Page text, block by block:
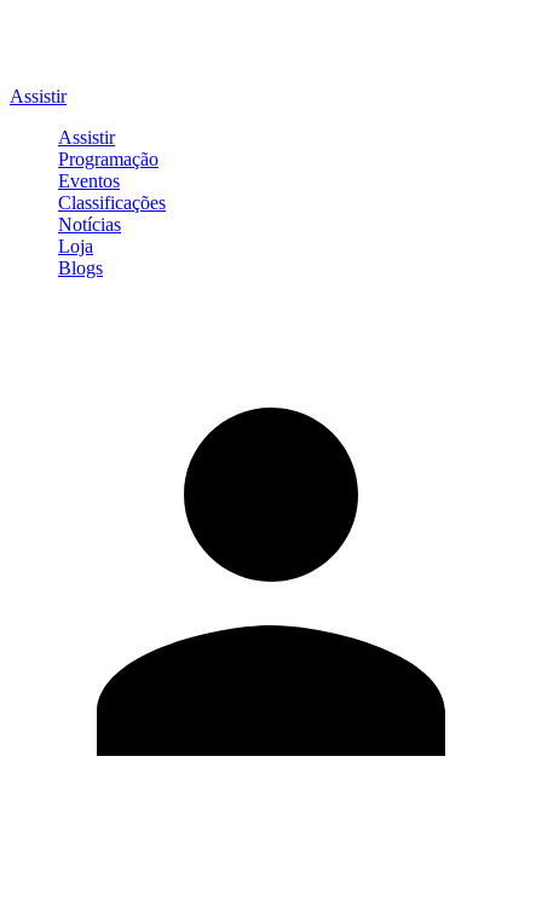
Assistir
Assistir
Programação
Eventos
Classificações
Notícias
Loja
Blogs